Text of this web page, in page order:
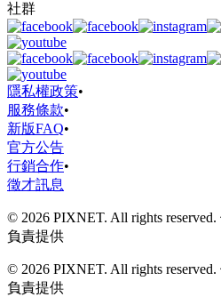
社群
隱私權政策•
服務條款•
新版FAQ•
官方公告
行銷合作•
徵才訊息
© 2026 PIXNET. All rights
負責提供
© 2026 PIXNET. All rights
負責提供